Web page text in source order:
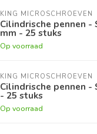
KING MICROSCHROEVEN
Cilindrische pennen
mm - 25 stuks
Op voorraad
KING MICROSCHROEVEN
Cilindrische pennen -
- 25 stuks
Op voorraad